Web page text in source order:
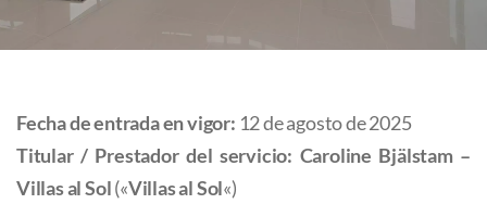
Fecha de entrada en vigor: 12 de agosto de 2025
Titular / Prestador del servicio: Caroline Bjälstam –
Villas al Sol(«Villas al Sol«)